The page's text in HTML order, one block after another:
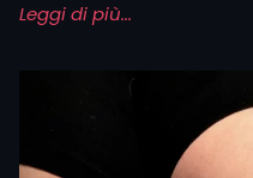
quella egizia per la
empowerment e
forza interiore e
Leggi di più...